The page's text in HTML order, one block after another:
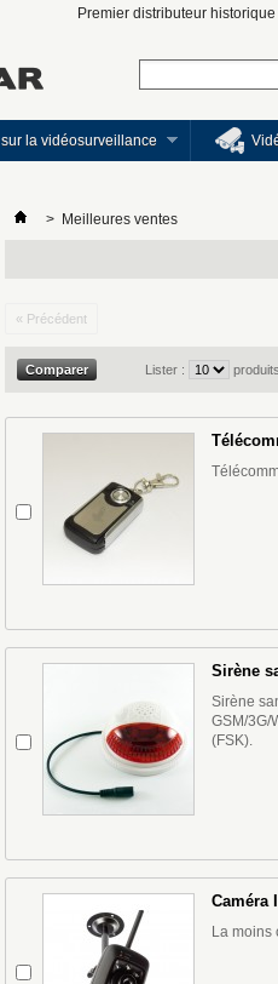
Premier distributeur
la vidéosurveillance
> Meilleures ventes
« Précédent
Lister :
Sirène
Sirène
GSM/3G/
(FSK).
Caméra
La moins